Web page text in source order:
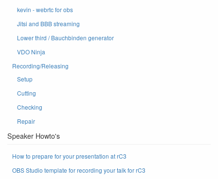
kevin - webrtc for obs
Jitsi and BBB streaming
Lower third / Bauchbinden generator
VDO Ninja
Recording/Releasing
Setup
Cutting
Checking
Repair
Speaker Howto's
How to prepare for your presentation at rC3
OBS Studio template for recording your talk for rC3